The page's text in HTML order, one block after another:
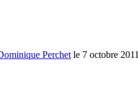
Perchet le 7 octobre 2011